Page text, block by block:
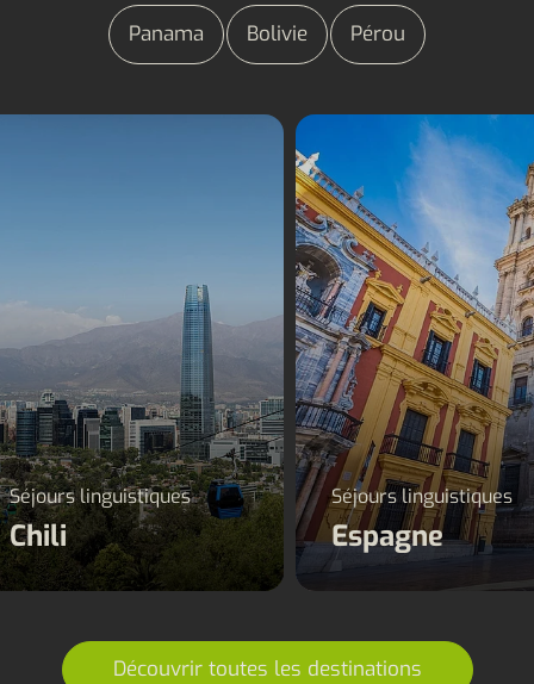
Panama Bolivie Pérou
Séjours linguistiques
Chili
Séjours linguistiques
Espagne
Séjours
Espagne
Découvrir toutes les destinations